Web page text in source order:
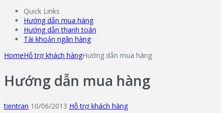
Quick Links
Hướng dẫn mua hàng
Hướng dẫn thanh toán
Tài khoản ngân hàng
HomeHỗ trợ khách hàngHướng dẫn mua hàng
Hướng dẫn mua hàng
tientran 10/06/2013 Hỗ trợ khách hàng